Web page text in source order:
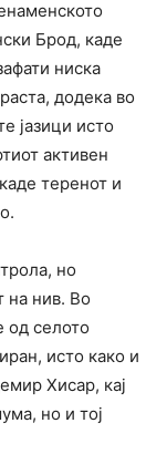
Брод, каде
ниска
додека во
јазици исто
активен
теренот и
но
на нив. Во
од селото
исто како и
Хисар, кај
но и тој